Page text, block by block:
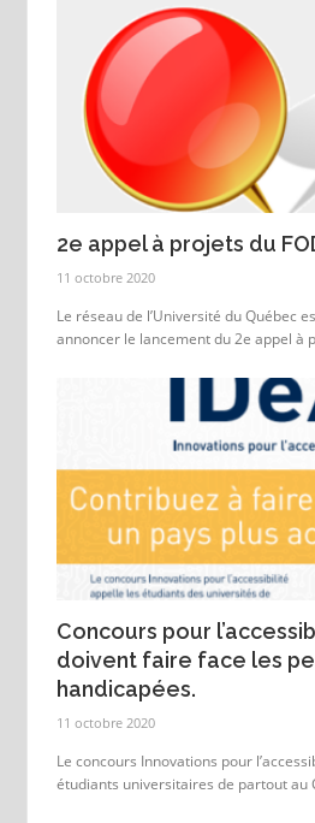
2e appel à projets du
11 octobre 2020
Le réseau de l’Université du Québec
annoncer le lancement du 2e appel à
Concours pour
doivent faire face les
handicapées.
11 octobre 2020
Le concours Innovations pour
étudiants universitaires de partout au